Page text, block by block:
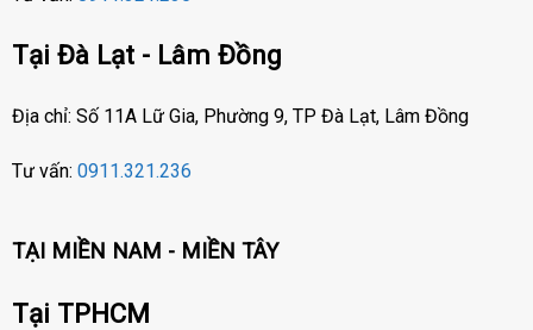
Tại Đà Lạt - Lâm Đồng
Địa chỉ: Số 11A Lữ Gia, Phường 9, TP Đà Lạt, Lâm Đồng
Tư vấn: 0911.321.236
TẠI MIỀN NAM - MIỀN TÂY
Tại TPHCM